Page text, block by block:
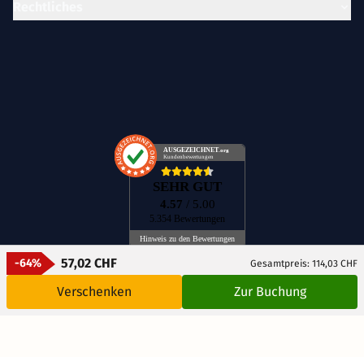
-64% 57,02 CHF Gesamtpreis: 114,03 CHF
Verschenken Zur Buchung
AUSGEZEICHNET .org
Kundenbewertungen
SEHR GUT
4.57 / 5.00
5.354 Bewertungen
Hinweis zu den Bewertungen
DE CH AT